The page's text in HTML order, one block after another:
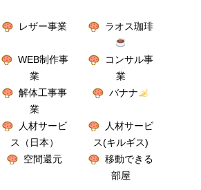
レザー事業 ラオス珈琲
WEB制作事
業
コンサル事
業
解体工事事
業
バナナ
人材サービ
ス（日本）
人材サービ
ス(キルギス)
空間還元
移動できる
部屋